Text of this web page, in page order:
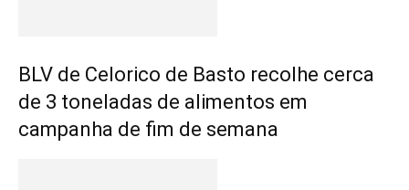
BLV de Celorico de Basto recolhe cerca
de 3 toneladas de alimentos em
campanha de fim de semana